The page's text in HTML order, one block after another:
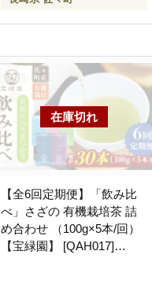
【全6回定期便】「飲み比
べ」さざの 有機栽培茶 詰
め合わせ （100g×5本/回）
【宝緑園】 [QAH017]